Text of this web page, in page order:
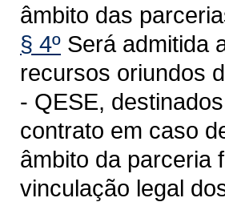
âmbito das
§ 4º Será admitida
recursos oriundos
- QESE,
contrato em caso
âmbito da parceria
vinculação legal